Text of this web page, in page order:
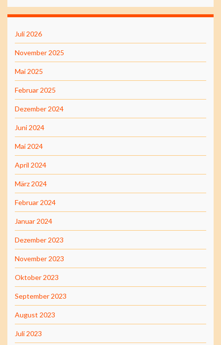
Juli 2026
November 2025
Mai 2025
Februar 2025
Dezember 2024
Juni 2024
Mai 2024
April 2024
März 2024
Februar 2024
Januar 2024
Dezember 2023
November 2023
Oktober 2023
September 2023
August 2023
Juli 2023